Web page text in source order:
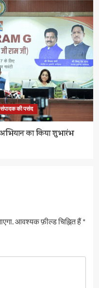
संपादक की पसंद
का किया शुभारंभ
आवश्यक फ़ील्ड चिह्नित हैं*